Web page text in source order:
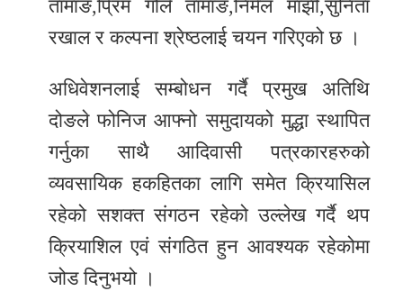
तामाङ,प्रिम गोले तामाङ,निर्मल माझी,सुनिता
रखाल र कल्पना श्रेष्ठलाई चयन गरिएको छ ।
अधिवेशनलाई सम्बोधन गर्दै प्रमुख अतिथि
दोङले फोनिज आफ्नो समुदायको मुद्धा स्थापित
गर्नुका साथै आदिवासी पत्रकारहरुको
व्यवसायिक हकहितका लागि समेत क्रियासिल
रहेको सशक्त संगठन रहेको उल्लेख गर्दै थप
क्रियाशिल एवं संगठित हुन आवश्यक रहेकोमा
जोड दिनुभयो ।